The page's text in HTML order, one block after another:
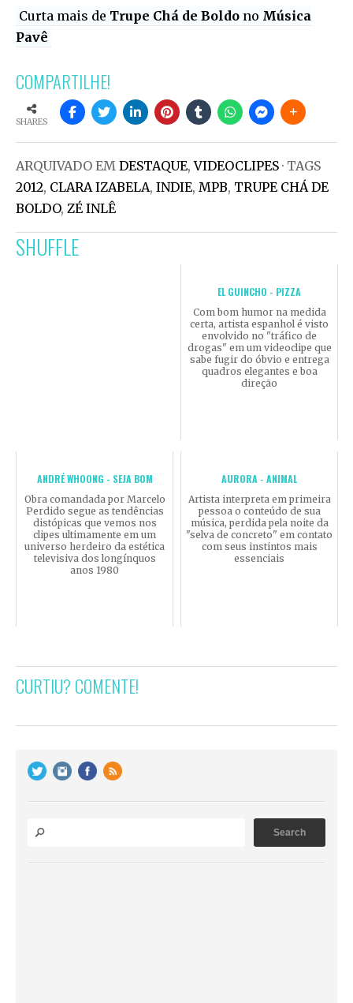
Curta mais de Trupe Chá de Boldo no Música
Pavê
COMPARTILHE!
SHARES
ARQUIVADO EM DESTAQUE,VIDEOCLIPES · TAGS
2012, CLARA IZABELA, INDIE, MPB, TRUPE CHÁ DE
BOLDO, ZÉ INLÊ
SHUFFLE
EL GUINCHO - PIZZA
Com bom humor na medida
certa, artista espanhol é visto
envolvido no "tráfico de
drogas" em um videoclipe que
sabe fugir do óbvio e entrega
quadros elegantes e boa
direção
ANDRÉ WHOONG - SEJA BOM
Obra comandada por Marcelo
Perdido segue as tendências
distópicas que vemos nos
clipes ultimamente em um
universo herdeiro da estética
televisiva dos longínquos
anos 1980
AURORA - ANIMAL
Artista interpreta em primeira
pessoa o conteúdo de sua
música, perdida pela noite da
"selva de concreto" em contato
com seus instintos mais
essenciais
CURTIU? COMENTE!